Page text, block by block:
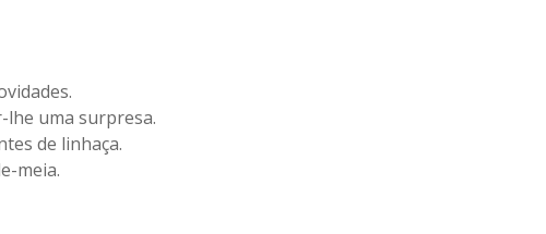
lhe uma surpresa.
de linhaça.
meia.